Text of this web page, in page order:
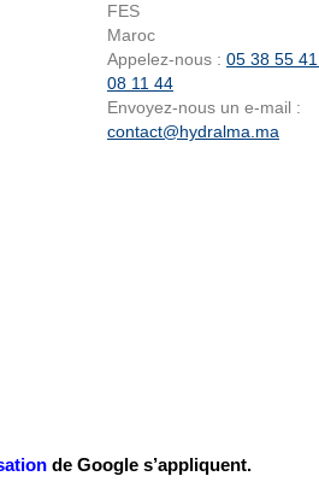
FES
Maroc
Appelez-nous : 05 38 55
08 11 44
Envoyez-nous un e-mail :
contact@hydralma.ma
de Google s’appliquent.